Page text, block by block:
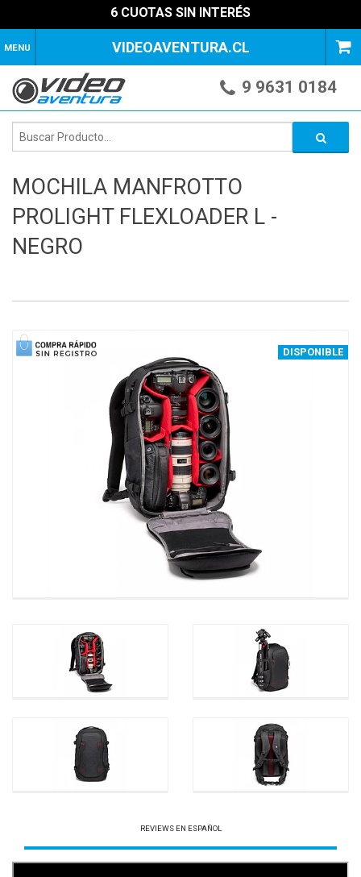
6 CUOTAS SIN INTERÉS
MENU VIDEOAVENTURA.CL
9 9631 0184
MOCHILA MANFROTTO
PROLIGHT FLEXLOADER L -
NEGRO
DISPONIBLE
1 of 4
REVIEWS EN ESPAÑOL